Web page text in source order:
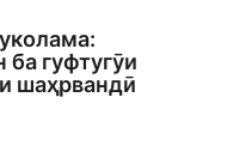
ба гуфтугӯи
шаҳрвандӣ